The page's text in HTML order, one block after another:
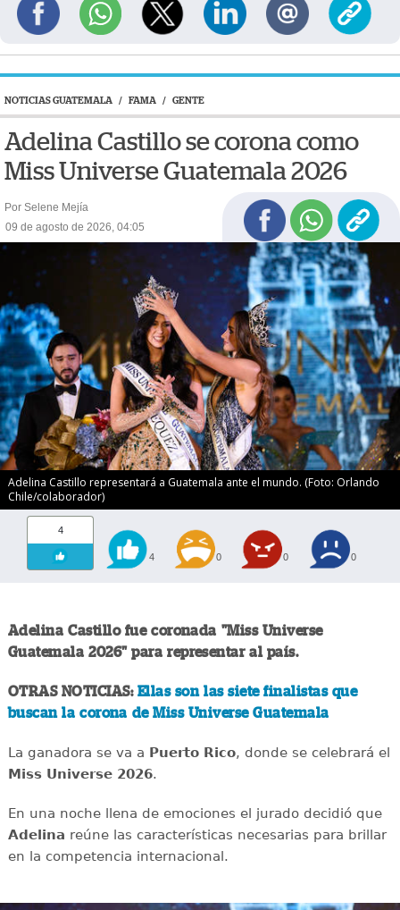
NOTICIAS GUATEMALA / FAMA / GENTE
Adelina Castillo se corona como
Miss Universe Guatemala 2026
Por Selene Mejía
09 de agosto de 2026, 04:05
Adelina Castillo representará a Guatemala ante el mundo. (Foto: Orlando
Chile/colaborador)
4
4 0 0 0
Adelina Castillo fue coronada "Miss Universe
Guatemala 2026" para representar al país.
OTRAS NOTICIAS: Ellas son las siete finalistas que
buscan la corona de Miss Universe Guatemala
La ganadora se va a Puerto Rico, donde se celebrará el
Miss Universe 2026.
En una noche llena de emociones el jurado decidió que
Adelina reúne las características necesarias para brillar
en la competencia internacional.